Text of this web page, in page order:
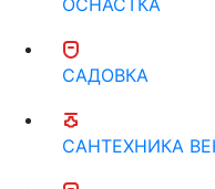
САДОВКА
САНТЕХНИКА